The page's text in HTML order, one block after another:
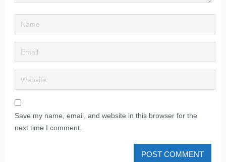
Save my name, email, and website in this browser for the
next time I comment.